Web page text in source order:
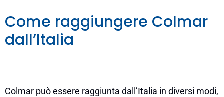
Come raggiungere Colmar
dall’Italia
Colmar può essere raggiunta dall’Italia in diversi modi,